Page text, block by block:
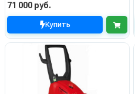
71 000 руб.
Купить